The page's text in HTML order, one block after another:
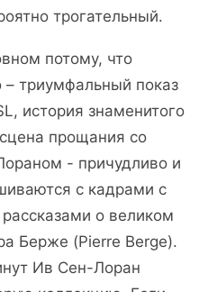
трогательный.
потому, что
– триумфальный показ
история знаменитого
прощания со
- причудливо и
с кадрами с
о великом
Берже (Pierre Berge).
Ив Сен-Лоран